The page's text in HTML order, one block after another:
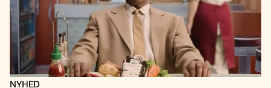
NYHED